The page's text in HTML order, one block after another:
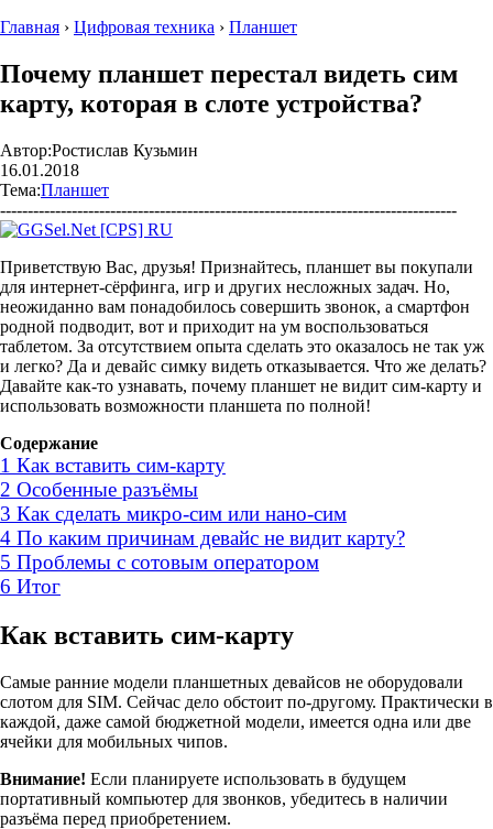
Главная › Цифровая техника › Планшет
Почему планшет перестал видеть сим
карту, которая в слоте устройства?
Автор:Ростислав Кузьмин
16.01.2018
Тема:Планшет
-----------------------------------------------------------------------------------
Приветствую Вас, друзья! Признайтесь, планшет вы покупали
для интернет-сёрфинга, игр и других несложных задач. Но,
неожиданно вам понадобилось совершить звонок, а смартфон
родной подводит, вот и приходит на ум воспользоваться
таблетом. За отсутствием опыта сделать это оказалось не так уж
и легко? Да и девайс симку видеть отказывается. Что же делать?
Давайте как-то узнавать, почему планшет не видит сим-карту и
использовать возможности планшета по полной!
Содержание
1 Как вставить сим-карту
2 Особенные разъёмы
3 Как сделать микро-сим или нано-сим
4 По каким причинам девайс не видит карту?
5 Проблемы с сотовым оператором
6 Итог
Как вставить сим-карту
Самые ранние модели планшетных девайсов не оборудовали
слотом для SIM. Сейчас дело обстоит по-другому. Практически в
каждой, даже самой бюджетной модели, имеется одна или две
ячейки для мобильных чипов.
Внимание! Если планируете использовать в будущем
портативный компьютер для звонков, убедитесь в наличии
разъёма перед приобретением.